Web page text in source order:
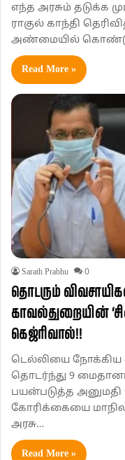
எந்த அரசும் தடுக்க
ராகுல் காந்தி
அண்மையில்
Read More »
Sarath Prabhu 0
தொடரும்
காவல்துறையின்
கெஜ்ரிவால்!!
டெல்லியை நோக்கிய
தொடர்ந்து 9
பயன்படுத்த
கோரிக்கையை மாநில
அரசு…
Read More »